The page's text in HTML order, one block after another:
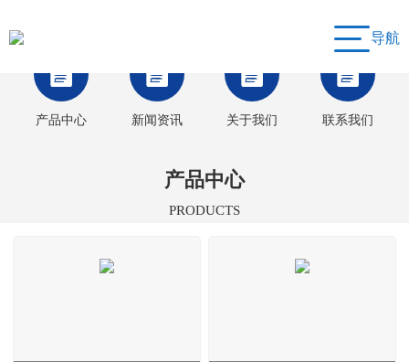
导航
产品中心 新闻资讯 关于我们 联系我们
产品中心
PRODUCTS